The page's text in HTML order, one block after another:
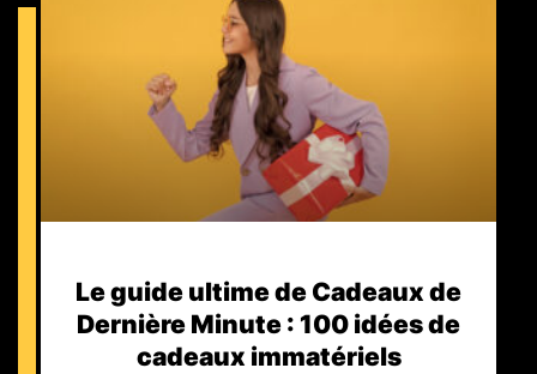
Le guide ultime de Cadeaux de
Dernière Minute : 100 idées de
cadeaux immatériels